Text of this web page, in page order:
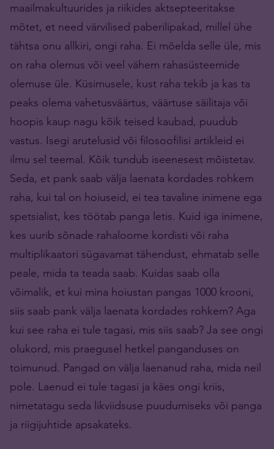
maailmakultuurides ja riikides aktsepteeritakse
mõtet, et need värvilised paberilipakad, millel ühe
tähtsa onu allkiri, ongi raha. Ei mõelda selle üle, mis
on raha olemus või veel vähem rahasüsteemide
olemuse üle. Küsimusele, kust raha tekib ja kas ta
peaks olema vahetusväärtus, väärtuse säilitaja või
hoopis kaup nagu kõik teised kaubad, puudub
vastus. Isegi arutelusid või filosoofilisi artikleid ei
ilmu sel teemal. Kõik tundub iseenesest mõistetav.
Seda, et pank saab välja laenata kordades rohkem
raha, kui tal on hoiuseid, ei tea tavaline inimene ega
spetsialist, kes töötab panga letis. Kuid iga inimene,
kes uurib sõnade rahaloome kordisti või raha
multiplikaatori sügavamat tähendust, ehmatab selle
peale, mida ta teada saab. Kuidas saab olla
võimalik, et kui mina hoiustan pangas 1000 krooni,
siis saab pank välja laenata kordades rohkem? Aga
kui see raha ei tule tagasi, mis siis saab? Ja see ongi
olukord, mis praegusel hetkel panganduses on
toimunud. Pangad on välja laenanud raha, mida neil
pole. Laenud ei tule tagasi ja käes ongi kriis,
nimetatagu seda likviidsuse puudumiseks või panga
ja riigijuhtide apsakateks.